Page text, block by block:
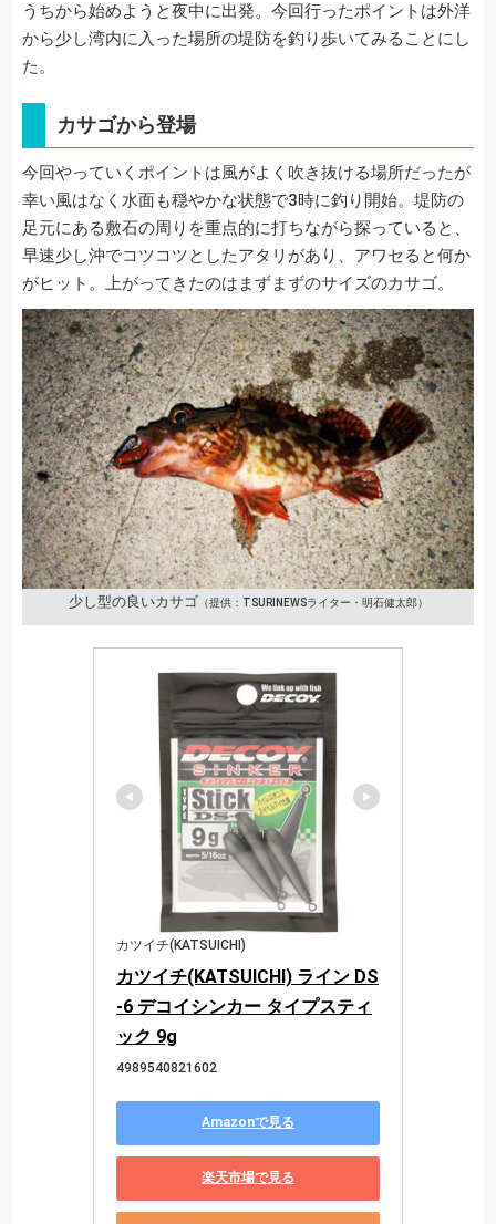
うちから始めようと夜中に出発。今回行ったポイントは外洋
から少し湾内に入った場所の堤防を釣り歩いてみることにし
た。
カサゴから登場
今回やっていくポイントは風がよく吹き抜ける場所だったが
幸い風はなく水面も穏やかな状態で3時に釣り開始。堤防の
足元にある敷石の周りを重点的に打ちながら探っていると、
早速少し沖でコツコツとしたアタリがあり、アワセると何か
がヒット。上がってきたのはまずまずのサイズのカサゴ。
少し型の良いカサゴ （提供：TSURINEWSライター・明石健太郎）
カツイチ(KATSUICHI)
カツイチ(KATSUICHI) ライン DS
-6 デコイシンカー タイプスティ
ック 9g
4989540821602
Amazonで見る
楽天市場で見る